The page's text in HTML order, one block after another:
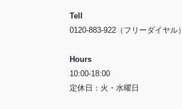
Tell
0120-883-922（フリーダイヤル）
Hours
10:00-18:00
定休日：火・水曜日